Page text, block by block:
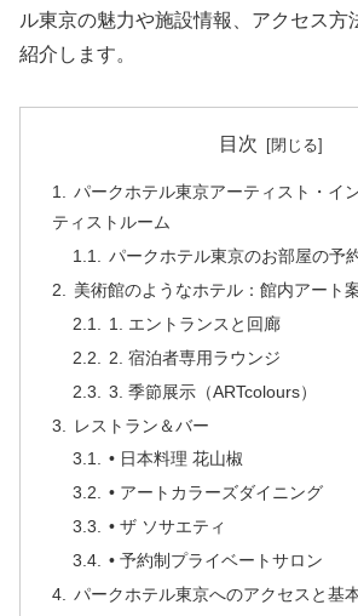
ル東京の魅力や施設情報、アクセス方
紹介します。
目次
パークホテル東京アーティスト・イ
ティストルーム
パークホテル東京のお部屋の予
美術館のようなホテル：館内アート
1. エントランスと回廊
2. 宿泊者専用ラウンジ
3. 季節展示（ARTcolours）
レストラン＆バー
• 日本料理 花山椒
• アートカラーズダイニング
• ザ ソサエティ
• 予約制プライベートサロン
パークホテル東京へのアクセスと基